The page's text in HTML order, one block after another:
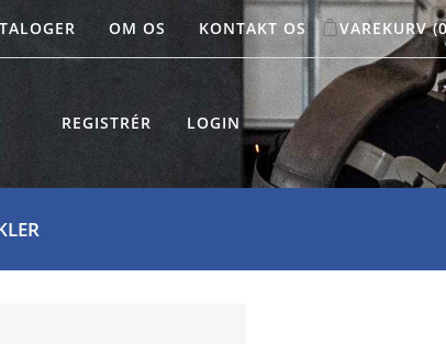
OM OS KONTAKT OS VAREKURV
REGISTRÉR LOGIN